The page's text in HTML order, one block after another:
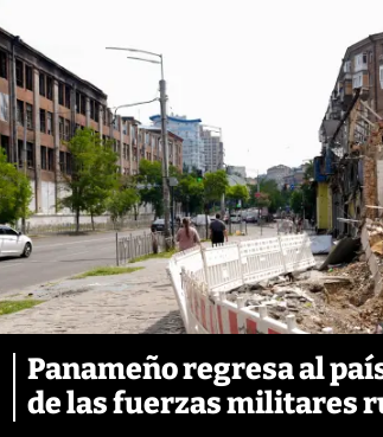
Panameño regresa al
de las fuerzas militares